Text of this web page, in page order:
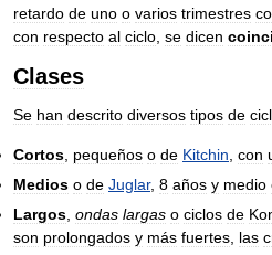
retardo de uno o varios trimestres
con respecto al ciclo se dicen
Clases
Se han descrito diversos tipos de
Cortos pequeños o de Kitchin con
Medios o de Juglar, 8 años y medio
Largos ondas largas o ciclos de
son prolongados y más fuertes las